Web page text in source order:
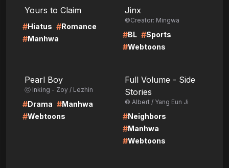
Yours to Claim
#Hiatus #Romance
#Manhwa
Jinx
©Creator: Mingwa
#BL #Sports
#Webtoons
Pearl Boy
ⓒ Inking - Zoy / Lezhin
#Drama #Manhwa
#Webtoons
Full Volume - Side
Stories
© Albert / Yang Eun Ji
#Neighbors
#Manhwa
#Webtoons